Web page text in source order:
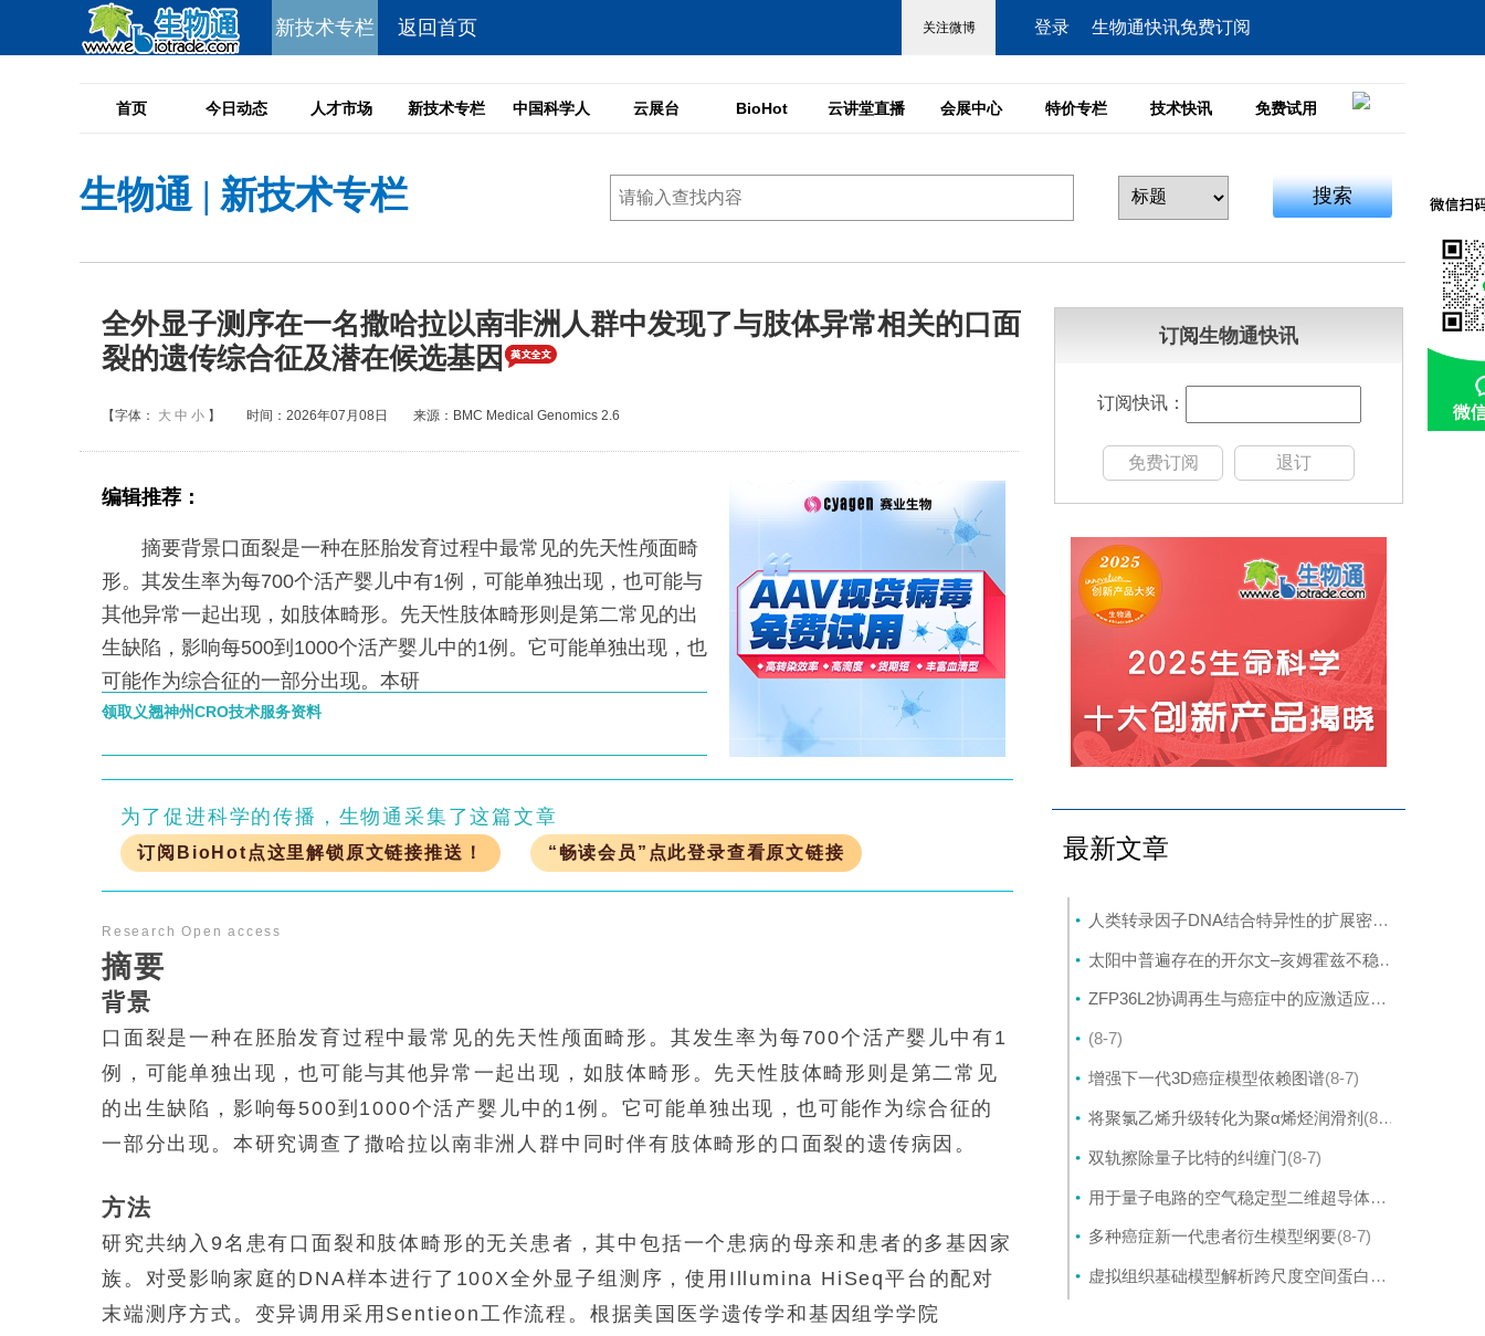
新技术专栏 返回首页 登录 生物通快讯免费订阅
首页 今日动态 人才市场 新技术专栏 中国科学人 云展台 BioHot 云讲堂直播 会展中心 特价专栏 技术快讯 免费试用
生物通 | 新技术专栏 搜索
全外显子测序在一名撒哈拉以南非洲人群中发现了与肢体异常相关的口面
裂的遗传综合征及潜在候选基因
【字体： 大 中 小 】 时间：2026年07月08日 来源：BMC Medical Genomics 2.6
编辑推荐：
摘要背景口面裂是一种在胚胎发育过程中最常见的先天性颅面畸
形。其发生率为每700个活产婴儿中有1例，可能单独出现，也可能与
其他异常一起出现，如肢体畸形。先天性肢体畸形则是第二常见的出
生缺陷，影响每500到1000个活产婴儿中的1例。它可能单独出现，也
可能作为综合征的一部分出现。本研
领取义翘神州CRO技术服务资料
为了促进科学的传播，生物通采集了这篇文章
订阅BioHot点这里解锁原文链接推送！ “畅读会员”点此登录查看原文链接
Research Open access
摘要
背景
口面裂是一种在胚胎发育过程中最常见的先天性颅面畸形。其发生率为每700个活产婴儿中有1
例，可能单独出现，也可能与其他异常一起出现，如肢体畸形。先天性肢体畸形则是第二常见
的出生缺陷，影响每500到1000个活产婴儿中的1例。它可能单独出现，也可能作为综合征的
一部分出现。本研究调查了撒哈拉以南非洲人群中同时伴有肢体畸形的口面裂的遗传病因。
方法
研究共纳入9名患有口面裂和肢体畸形的无关患者，其中包括一个患病的母亲和患者的多基因家
族。对受影响家庭的DNA样本进行了100X全外显子组测序，使用Illumina HiSeq平台的配对
末端测序方式。变异调用采用Sentieon工作流程。根据美国医学遗传学和基因组学学院
订阅生物通快讯
订阅快讯：
免费订阅 退订
最新文章
人类转录因子DNA结合特异性的扩展密码本
太阳中普遍存在的开尔文–亥姆霍兹不稳定性驱动等离子体混合
ZFP36L2协调再生与癌症中的应激适应性可塑性
(8-7)
增强下一代3D癌症模型依赖图谱(8-7)
将聚氯乙烯升级转化为聚α烯烃润滑剂 (8-7)
双轨擦除量子比特的纠缠门(8-7)
用于量子电路的空气稳定型二维超导体的封装外延生长
多种癌症新一代患者衍生模型纲要(8-7)
虚拟组织基础模型解析跨尺度空间蛋白质组学